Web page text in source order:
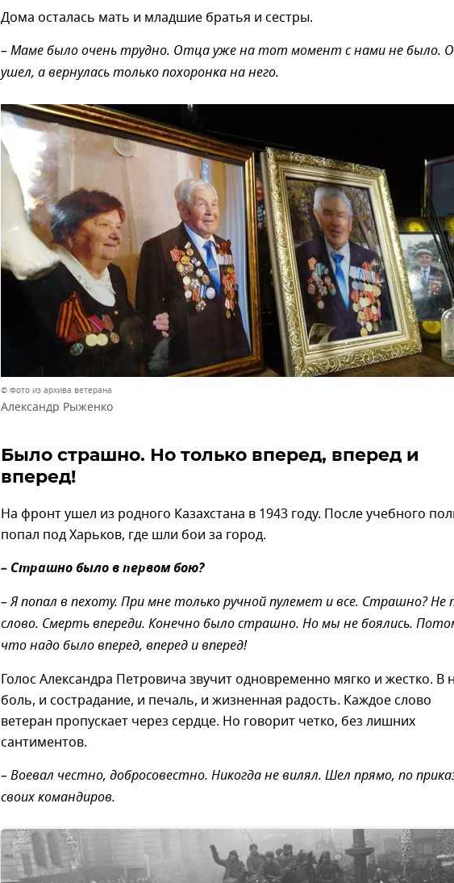
Дома осталась мать и младшие братья и сестры.
– Маме было очень трудно. Отца уже на тот момент с нами не было.
ушел, а вернулась только похоронка на него.
© Фото из архива ветерана
Александр Рыженко
Было страшно. Но только вперед, вперед и
вперед!
На фронт ушел из родного Казахстана в 1943 году. После учебного
попал под Харьков, где шли бои за город.
– Страшно было в первом бою?
– Я попал в пехоту. При мне только ручной пулемет и все. Страшно? Не
слово. Смерть впереди. Конечно было страшно. Но мы не боялись.
что надо было вперед, вперед и вперед!
Голос Александра Петровича звучит одновременно мягко и жестко. В
боль, и сострадание, и печаль, и жизненная радость. Каждое слово
ветеран пропускает через сердце. Но говорит четко, без лишних
сантиментов.
– Воевал честно, добросовестно. Никогда не вилял. Шел прямо, по
своих командиров.